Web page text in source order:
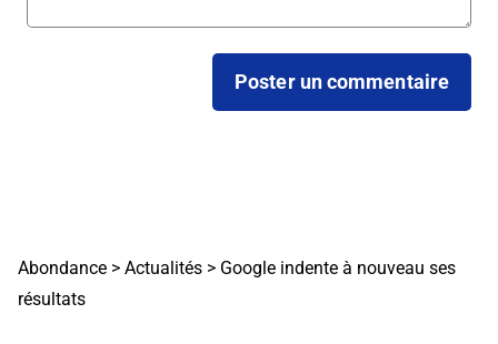
Abondance > Actualités > Google indente à nouveau ses
résultats